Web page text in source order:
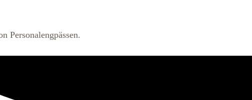
Personalengpässen.